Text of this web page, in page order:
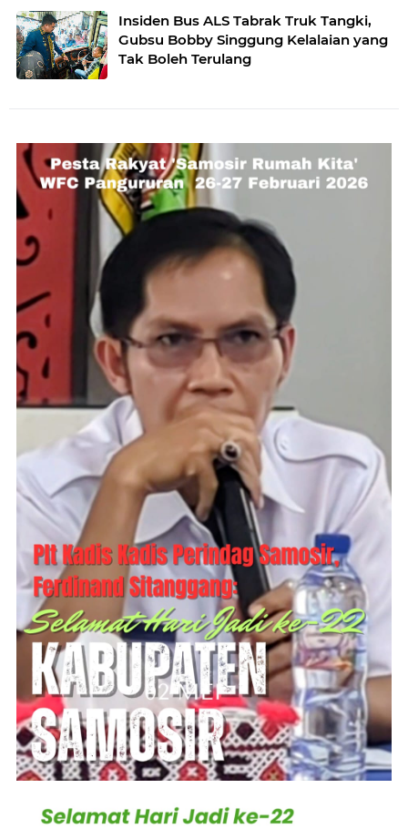
Insiden Bus ALS Tabrak Truk Tangki,
Gubsu Bobby Singgung Kelalaian yang
Tak Boleh Terulang